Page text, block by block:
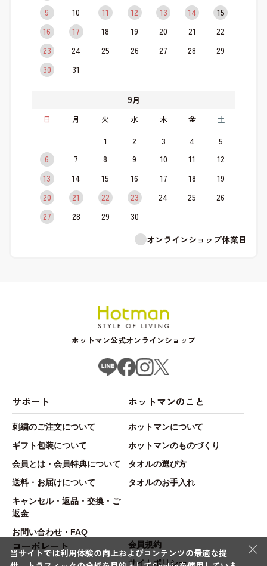
9
10 11 12 13 14
15
16
17 18 19 20 21
22
23
24 25 26 27 28
29
30
31
9月
日
月 火 水 木 金 土
1 2 3 4
5
6
7 8 9 10 11
12
13
14 15 16 17 18
19
20
21 22 23 24 25
26
27
28 29
30
オンラインショップ休業日
ホットマン公式オンラインショップ
サポート
刺繍のご注文について
ギフト包装について
会員とは・会員特典について
送料・お届けについて
キャンセル・返品・交換・ご
返金
お問い合わせ・FAQ
ホットマンのこと
ホットマンについて
ホットマンのものづくり
タオルの選び方
タオルのお手入れ
コーポレート
会員規約
サイトポリシー
×
当サイトでは利用体験の向上およびコンテンツの最適な提